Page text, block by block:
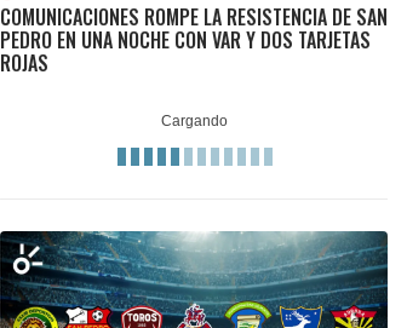
COMUNICACIONES ROMPE LA RESISTENCIA DE SAN
PEDRO EN UNA NOCHE CON VAR Y DOS TARJETAS
ROJAS